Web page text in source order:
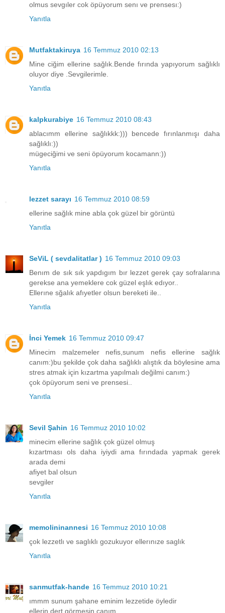
olmus sevgıler cok öpüyorum senı ve prensesı:)
Yanıtla
Mutfaktakiruya 16 Temmuz 2010 02:13
Mine ciğim ellerine sağlık.Bende fırında yapıyorum sağlıklı
oluyor diye .Sevgilerimle.
Yanıtla
kalpkurabiye 16 Temmuz 2010 08:43
ablacımm ellerine sağlıkkk:))) bencede fırınlanmışı daha
sağlıklı:))
mügeciğimi ve seni öpüyorum kocamann:))
Yanıtla
lezzet sarayı 16 Temmuz 2010 08:59
ellerine sağlık mine abla çok güzel bir görüntü
Yanıtla
SeViL ( sevdalitatlar ) 16 Temmuz 2010 09:03
Benım de sık sık yapdıgım bır lezzet gerek çay sofralarına
gerekse ana yemeklere cok güzel eşlık edıyor..
Ellerıne sğalık afıyetler olsun bereketi ile..
Yanıtla
İnci Yemek 16 Temmuz 2010 09:47
Minecim malzemeler nefis,sunum nefis ellerine sağlık
canım:)bu şekilde çok daha sağlıklı alıştık da böylesine ama
stres atmak için kızartma yapılmalı değilmi canım:)
çok öpüyorum seni ve prensesi..
Yanıtla
Sevil Şahin 16 Temmuz 2010 10:02
minecim ellerine sağlık çok güzel olmuş
kızartması ols daha iyiydi ama fırındada yapmak gerek
arada demi
afiyet bal olsun
sevgiler
Yanıtla
memolininannesi 16 Temmuz 2010 10:08
çok lezzetlı ve saglıklı gozukuyor ellerınıze saglık
Yanıtla
sarımutfak-hande 16 Temmuz 2010 10:21
ımmm sunum şahane eminim lezzetide öyledir
ellerin dert görmesin canım